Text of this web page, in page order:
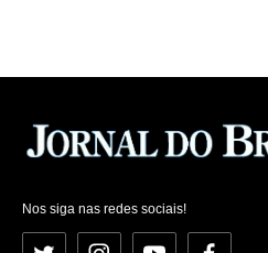
Nos siga nas redes sociais!